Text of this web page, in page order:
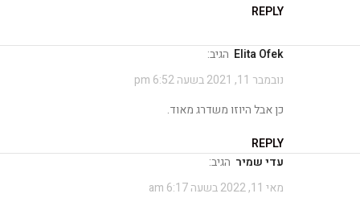
REPLY
Elita Ofek
הגיב:
נובמבר 11, 2021 בשעה 6:52 pm
כן אבל היוזו משדרג מאוד.
REPLY
עדי שמיר הגיב:
מאי 11, 2022 בשעה 6:17 am